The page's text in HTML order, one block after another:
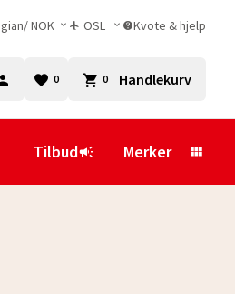
/NOK OSL Kvote & hjelp
0 0 Handlekurv
Tilbud Merker